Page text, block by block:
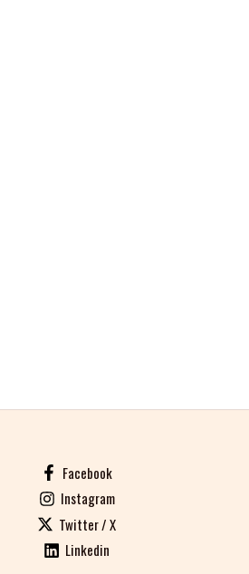
Facebook
Instagram
Twitter / X
Linkedin